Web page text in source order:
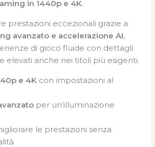
in 1440p e 4K.
prestazioni eccezionali grazie a
avanzato e accelerazione AI,
di gioco fluide con dettagli
elevati anche nei titoli più esigenti.
e 4K con impostazioni al
per un’illuminazione
le prestazioni senza